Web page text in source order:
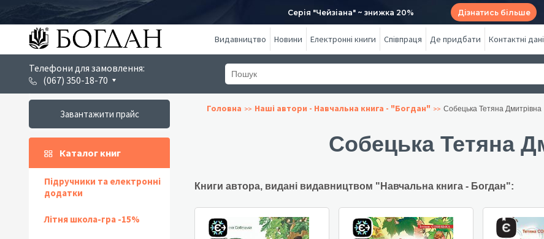
Серія "Чейзіана" ~ знижка 20% Дізнатись більше
Видавництво Новини Електронні книги Співпраця Де придбати Контактні дані
Телефони для замовлення:
(067) 350-18-70
Завантажити прайс
Каталог книг
Підручники та електронні
додатки
Літня школа-гра -15%
Головна Наші автори - Навчальна книга - "Богдан" Собецька Тетяна Дмитрівна
Собецька Тетяна
Книги автора, видані видавництвом "Навчальна книга - Богдан":